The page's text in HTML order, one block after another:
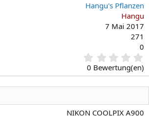
Hangu's Pflanzen
Hangu
7 Mai 2017
271
0
0
0
t
0 Bewertung(en)
NIKON COOLPIX A900